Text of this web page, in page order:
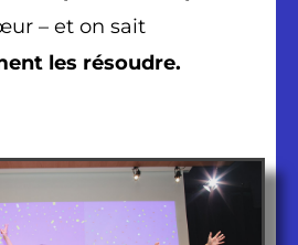
– et on sait
les résoudre.